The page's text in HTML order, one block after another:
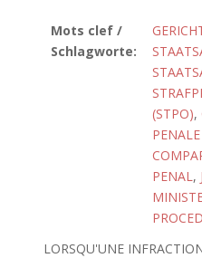
Mots clef /
Schlagworte:
(STPO),
PENAL,
LORSQU'UNE